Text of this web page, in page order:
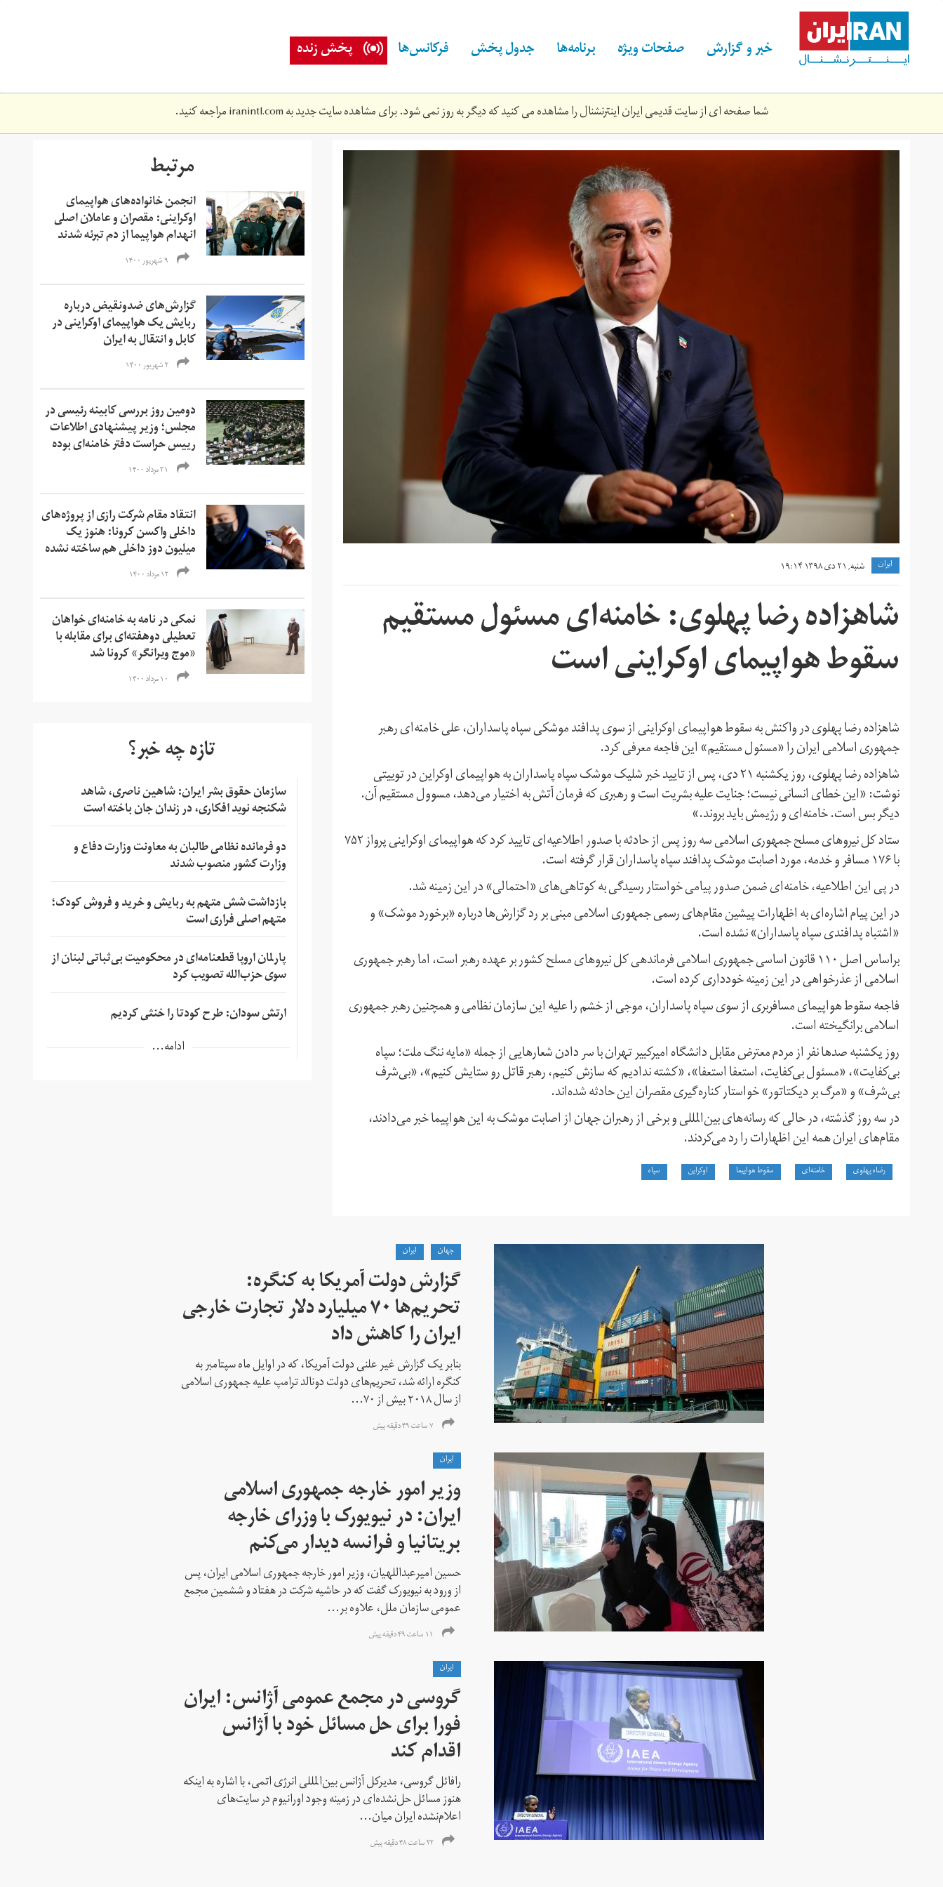
content خبر و گزارش صفحات ویژه برنامه‌ها جدول پخش فرکانس‌ها پخش زنده
شما صفحه ای از سایت قدیمی ایران اینترنشنال را مشاهده می کنید که دیگر به روز نمی شود. برای مشاهده سایت جدید بهiranintl.comمراجعه کنید.
2018-
03t155610z_543802657_rc1d66bc1e40_rtrmadp_3_iran-
ايران شنبه, ۲۱ دی ۱۳۹۸ ۱۹:۱۴
شاهزاده رضا پهلوی: خامنه‌ای مسئول مستقیم
سقوط هواپیمای اوکراینی است
شاهزاده رضا پهلوی در واکنش به سقوط هواپیمای اوکراینی از سوی پدافند موشکی سپاه پاسداران، علی خامنه‌ای رهبر
جمهوری اسلامی ایران را «مسئول مستقیم» این فاجعه معرفی کرد.
شاهزاده رضا پهلوی، روز یکشنبه ۲۱ دی، پس از تایید خبر شلیک موشک سپاه پاسداران به هواپیمای اوکراین در توییتی
نوشت: «این خطای انسانی نیست؛ جنایت علیه بشریت است و رهبری که فرمان آتش به اختیار می‌دهد، مسوول مستقیم آن.
دیگر بس است. خامنه‌ای و‌ رژیمش باید بروند.»
ستاد کل نیروهای مسلح جمهوری اسلامی سه روز پس از حادثه با صدور اطلاعیه‌ای تایید کرد که هواپیمای اوکراینی پرواز ۷۵۲
با ۱۷۶ مسافر و خدمه، مورد اصابت موشک پدافند سپاه پاسداران قرار گرفته است.
در پی این اطلاعیه، خامنه‌ای ضمن صدور پیامی خواستار رسیدگی به کوتاهی‌های «احتمالی» در این زمینه شد.
در این پیام اشاره‌ای به اظهارات پیشین مقام‌های رسمی جمهوری اسلامی مبنی بر رد گزارش‌ها درباره «برخورد موشک» و
«اشتباه پدافندی سپاه پاسداران» نشده است.
براساس اصل ۱۱۰ قانون اساسی جمهوری اسلامی فرماندهی کل نیروهای مسلح کشور بر عهده رهبر است، اما رهبر جمهوری
اسلامی از عذرخواهی در این زمینه خودداری کرده است.
فاجعه سقوط هواپیمای مسافربری از سوی سپاه پاسداران، موجی از خشم را علیه این سازمان نظامی و همچنین رهبر جمهوری
اسلامی برانگیخته است.
روز یکشنبه صدها نفر از مردم معترض مقابل دانشگاه امیرکبیر تهران با سر دادن شعارهایی از جمله «مایه ننگ ملت؛ سپاه
بی‌کفایت»، «مسئول بی‌کفایت،‌ استعفا استعفا»، «کشته ندادیم که سازش کنیم، رهبر قاتل رو ستایش کنیم»،‌ «بی‌شرف
بی‌شرف» و «مرگ بر دیکتاتور» خواستار کناره‌گیری مقصران این حادثه شده‌اند.
در سه روز گذشته، در حالی که رسانه‌های بین‌المللی و برخی از رهبران جهان از اصابت موشک به این هواپیما خبر می‌دادند،
مقام‌های ایران همه این اظهارات را رد می‌کردند.
رضاه پهلوی خامنه‌ای سقوط هواپیما اوکراین سپاه
مرتبط
انجمن خانواده‌های هواپیمای
اوکراینی: مقصران و عاملان اصلی
انهدام هواپیما از دم تبرئه شدند
۹ شهریور ۱۴۰۰
گزارش‌های ضدونقیض درباره
ربایش یک هواپیمای اوکراینی در
کابل و انتقال به ایران
۲ شهریور ۱۴۰۰
دومین روز بررسی کابینه رئیسی در
مجلس؛ وزیر پیشنهادی اطلاعات
رییس حراست دفتر خامنه‌ای بوده
۳۱ مرداد ۱۴۰۰
انتقاد مقام شرکت رازی از پروژه‌های
داخلی واکسن کرونا: هنوز یک
میلیون دوز داخلی هم ساخته نشده
۱۲ مرداد ۱۴۰۰
نمکی در نامه به خامنه‌ای خواهان
تعطیلی دو‌هفته‌ای برای مقابله با
«‌موج ویرانگر» کرونا شد
۱۰ مرداد ۱۴۰۰
تازه چه خبر؟
سازمان حقوق بشر ایران: شاهین ناصری، شاهد
شکنجه نوید افکاری، در زندان جان باخته است
دو فرمانده نظامی طالبان به معاونت وزارت دفاع و
وزارت کشور منصوب شدند
بازداشت شش متهم به ربایش و خرید و فروش کودک؛
متهم اصلی فراری است
پارلمان اروپا قطعنامه‌ای در محکومیت بی‌ثباتی لبنان از
سوی حزب‌الله تصویب کرد
ارتش سودان: طرح کودتا را خنثی کردیم
ادامه...
جهان ايران
گزارش دولت آمریکا به کنگره:
تحریم‌ها ۷۰ میلیارد دلار تجارت خارجی
ایران را کاهش داد
بنابر یک گزارش غیر علنی دولت آمریکا، که در اوایل ماه سپتامبر به
کنگره ارائه شد، تحریم‌های دولت دونالد ترامپ علیه جمهوری اسلامی
از سال ۲۰۱۸ بیش از ۷۰...
۷ ساعت ۴۹ دقیقه پیش
ايران
وزیر امور خارجه جمهوری اسلامی
ایران: در نیویورک با وزرای خارجه
بریتانیا و فرانسه دیدار می‌کنم
حسین امیرعبداللهیان، وزیر امور خارجه جمهوری اسلامی ایران، پس
از ورود به نیویورک گفت که در حاشیه شرکت در هفتاد و ششمین مجمع
عمومی سازمان ملل، علاوه بر...
۱۱ ساعت ۴۹ دقیقه پیش
ايران
گروسی در مجمع عمومی آژانس: ایران
فورا برای حل مسائل خود با آژانس
اقدام کند
رافائل گروسی، مدیرکل آژانس بین‌المللی انرژی اتمی، با اشاره به اینکه
هنوز مسائل حل‌نشده‌ای در زمینه وجود اورانیوم در سایت‌های
اعلام‌نشده ایران میان...
۲۲ ساعت ۴۸ دقیقه پیش